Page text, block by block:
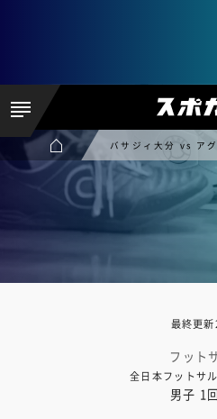
バサジィ大分 vs ア
最終更新
フット
全日本フットサ
男子 1